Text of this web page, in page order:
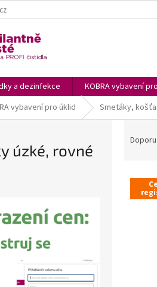
a dezinfekce KOBRA vybavení
vybavení pro úklid Smetáky,
úzké, rovné
n